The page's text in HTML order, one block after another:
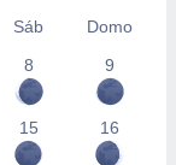
Sáb
Domo
8 9
15 16